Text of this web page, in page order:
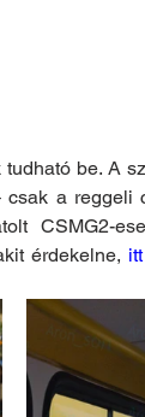
be. A
a reggeli
CSMG2-
érdekelne,